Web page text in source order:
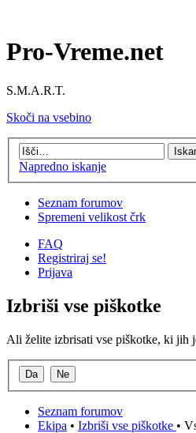
Pro-Vreme.net
S.M.A.R.T.
Skoči na vsebino
Napredno iskanje
Seznam forumov
Spremeni velikost črk
FAQ
Registriraj se!
Prijava
Izbriši vse piškotke
Ali želite izbrisati vse piškotke, ki jih
Seznam forumov
Ekipa • Izbriši vse piškotke •